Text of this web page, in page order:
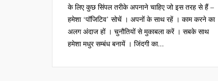
के लिए कुछ सिंपल तरीके अपनाने चाहिए जो इस तरह से हैं –
हमेशा ‘पॉजिटिव’ सोचें । अपनों के साथ रहें । काम करने का
अलग अंदाज हों । चुनौतियों से मुकाबला करें । सबके साथ
हमेशा मधुर सम्बंध बनायें । जिंदगी का...